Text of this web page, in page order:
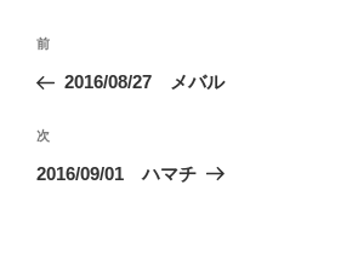
投
ビ
ゲ
前
の
稿
前
2016/08/27 メバル
次
の
次
2016/09/01 ハマチ